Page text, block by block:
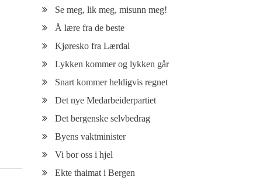
Se meg, lik meg, misunn meg!
Å lære fra de beste
Kjøresko fra Lærdal
Lykken kommer og lykken går
Snart kommer heldigvis regnet
Det nye Medarbeiderpartiet
Det bergenske selvbedrag
Byens vaktminister
Vi bor oss i hjel
Ekte thaimat i Bergen